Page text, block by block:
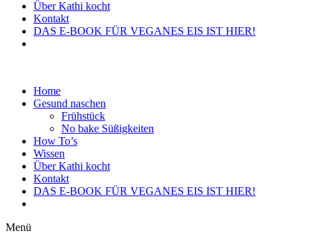
Über Kathi kocht
Kontakt
DAS E-BOOK FÜR VEGANES EIS IST HIER!
Home
Gesund naschen
Frühstück
No bake Süßigkeiten
How To’s
Wissen
Über Kathi kocht
Kontakt
DAS E-BOOK FÜR VEGANES EIS IST HIER!
Menü